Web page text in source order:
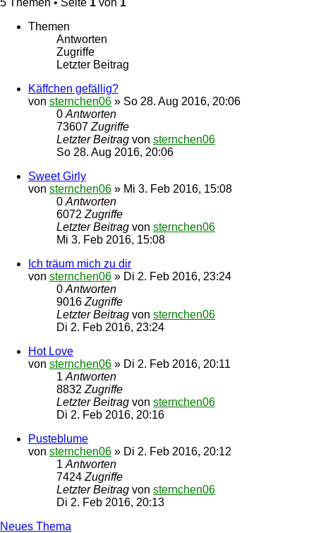
5 Themen • Seite 1 von 1
Themen
Antworten
Zugriffe
Letzter Beitrag
Käffchen gefällig?
von sternchen06 » So 28. Aug 2016, 20:06
0 Antworten
73607 Zugriffe
Letzter Beitrag von sternchen06
So 28. Aug 2016, 20:06
Sweet Girly
von sternchen06 » Mi 3. Feb 2016, 15:08
0 Antworten
6072 Zugriffe
Letzter Beitrag von sternchen06
Mi 3. Feb 2016, 15:08
Ich träum mich zu dir
von sternchen06 » Di 2. Feb 2016, 23:24
0 Antworten
9016 Zugriffe
Letzter Beitrag von sternchen06
Di 2. Feb 2016, 23:24
Hot Love
von sternchen06 » Di 2. Feb 2016, 20:11
1 Antworten
8832 Zugriffe
Letzter Beitrag von sternchen06
Di 2. Feb 2016, 20:16
Pusteblume
von sternchen06 » Di 2. Feb 2016, 20:12
1 Antworten
7424 Zugriffe
Letzter Beitrag von sternchen06
Di 2. Feb 2016, 20:13
Neues Thema